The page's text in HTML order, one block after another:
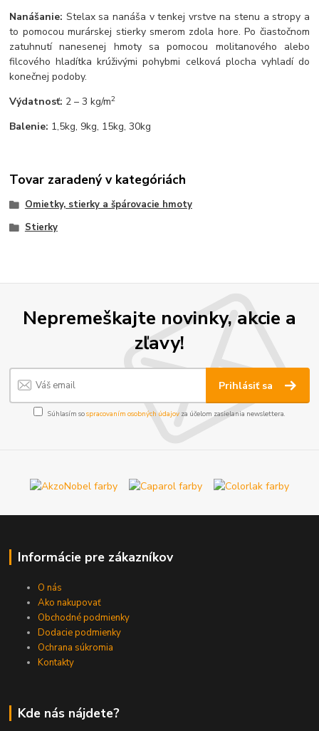
Nanášanie: Stelax sa nanáša v tenkej vrstve na stenu a stropy a
to pomocou murárskej stierky smerom zdola hore. Po čiastočnom
zatuhnutí nanesenej hmoty sa pomocou molitanového alebo
filcového hladítka krúživými pohybmi celková plocha vyhladí do
konečnej podoby.
Výdatnosť: 2 – 3 kg/m2
Balenie: 1,5kg, 9kg, 15kg, 30kg
Tovar zaradený v kategóriách
Omietky, stierky a špárovacie hmoty
Stierky
Nepremeškajte novinky, akcie a
zľavy!
Prihlásiť sa
Súhlasím sospracovaním osobných údajov za účelom zasielania newslettera.
Informácie pre zákazníkov
O nás
Ako nakupovať
Obchodné podmienky
Dodacie podmienky
Ochrana súkromia
Kontakty
Kde nás nájdete?